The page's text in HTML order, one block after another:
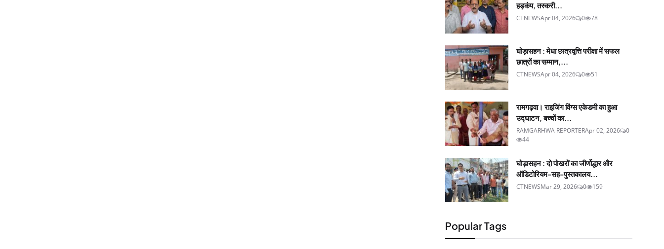
हड़कंप, तस्करी...
CTNEWSApr 04, 2026 0 78
घोड़ासहन : मेधा छात्रवृत्ति परीक्षा में सफल
छात्रों का सम्मान,...
CTNEWSApr 04, 2026 0 51
रामगढ़वा। राइजिंग विंग्स एकेडमी का हुआ
उद्घाटन, बच्चों का...
RAMGARHWA REPORTERApr 02, 2026
0
44
घोड़ासहन : दो पोखरों का जीर्णोद्धार और
ऑडिटोरियम-सह-पुस्तकालय...
CTNEWSMar 29, 2026 0 159
Popular Tags